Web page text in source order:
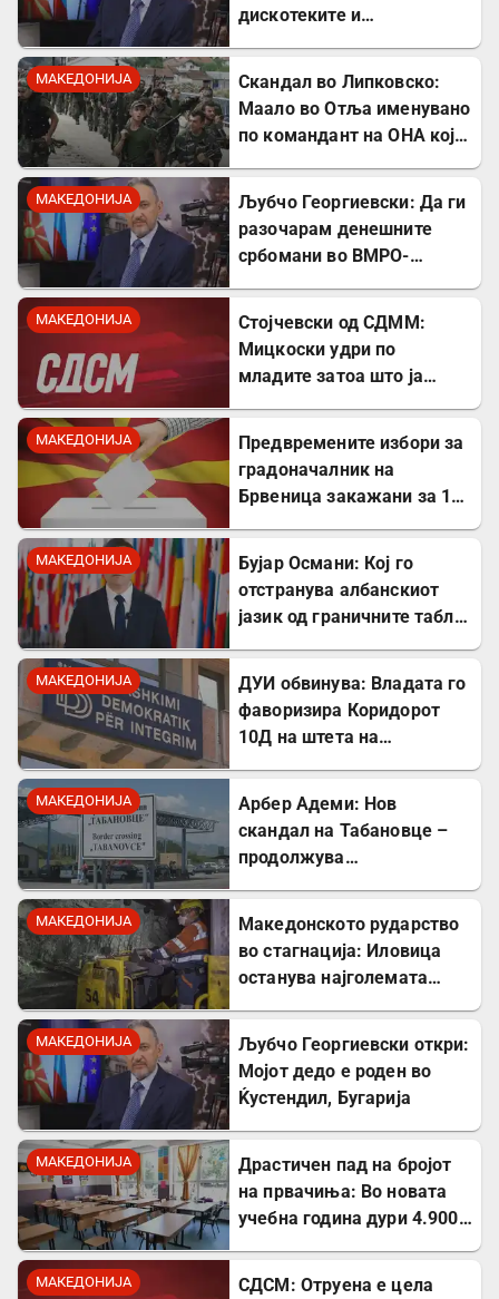
дискотеките и
сликата
МАКЕДОНИЈА
Скандал во Липковско:
Маало во Отља именувано
по командант на ОНА кој
МАКЕДОНИЈА
Љубчо Георгиевски: Да ги
разочарам денешните
србомани во ВМРО-
Драган Богдановски беа
против Србославија
МАКЕДОНИЈА
Стојчевски од СДММ:
Мицкоски удри по
младите затоа што ја
МАКЕДОНИЈА
Предвремените избори за
градоначалник на
Брвеница закажани за 18
МАКЕДОНИЈА
Бујар Османи: Кој го
отстранува албанскиот
јазик од граничните табли,
МАКЕДОНИЈА
ДУИ обвинува: Владата го
фаворизира Коридорот
10Д на штета на
МАКЕДОНИЈА
Арбер Адеми: Нов
скандал на Табановце –
продолжува
МАКЕДОНИЈА
Македонското рударство
во стагнација: Иловица
останува најголемата
МАКЕДОНИЈА
Љубчо Георгиевски откри:
Мојот дедо е роден во
Ќустендил, Бугарија
МАКЕДОНИЈА
Драстичен пад на бројот
на првачиња: Во новата
учебна година дури 4.900
МАКЕДОНИЈА
СДСМ: Отруена е цела